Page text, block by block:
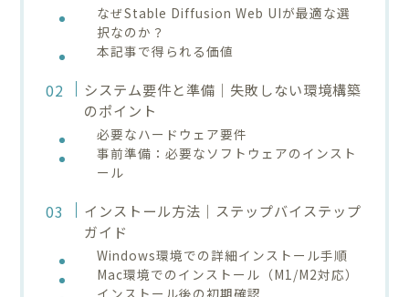
なぜStable Diffusion Web UIが最適な選
択なのか？
本記事で得られる価値
システム要件と準備｜失敗しない環境構築
のポイント
必要なハードウェア要件
事前準備：必要なソフトウェアのインスト
ール
インストール方法｜ステップバイステップ
ガイド
Windows環境での詳細インストール手順
Mac環境でのインストール（M1/M2対応）
インストール後の初期確認